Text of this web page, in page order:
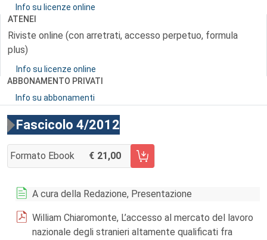
Info su licenze online
ATENEI
Riviste online (con arretrati, accesso perpetuo, formula
plus)
Info su licenze online
ABBONAMENTO PRIVATI
Info su abbonamenti
Fascicolo 4/2012
Formato Ebook 21,00
AGGIUNGI AL CARRELLO FASCICOLO 4/2012
A cura della Redazione, Presentazione
William Chiaromonte, L’accesso al mercato del lavoro
nazionale degli stranieri altamente qualificati fra